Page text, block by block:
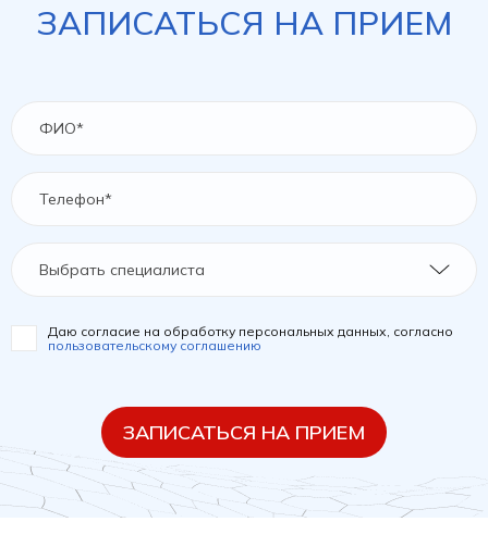
ЗАПИСАТЬСЯ НА ПРИЕМ
Выбрать специалиста
Даю согласие на обработку персональных данных, согласно
пользовательскому соглашению
ЗАПИСАТЬСЯ НА ПРИЕМ